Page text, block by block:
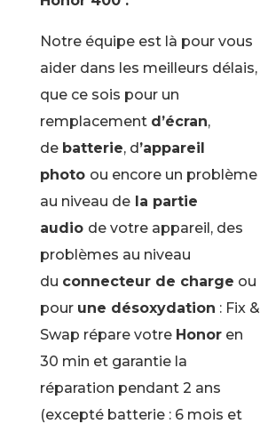
Notre équipe est là pour vous
aider dans les meilleurs délais,
que ce sois pour un
remplacement d’écran,
de batterie, d’appareil
photo ou encore un problème
au niveau dela partie
audio de votre appareil, des
problèmes au niveau
du connecteur de charge ou
pour une désoxydation : Fix &
Swap répare votre Honoren
30 min et garantie la
réparation pendant 2 ans
(excepté batterie : 6 mois et